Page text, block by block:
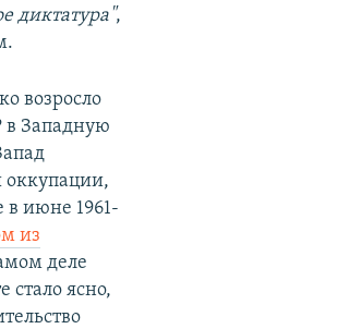
диктатура",
возросло
в Западную
оккупации,
в июне 1961-
из
деле
стало ясно,